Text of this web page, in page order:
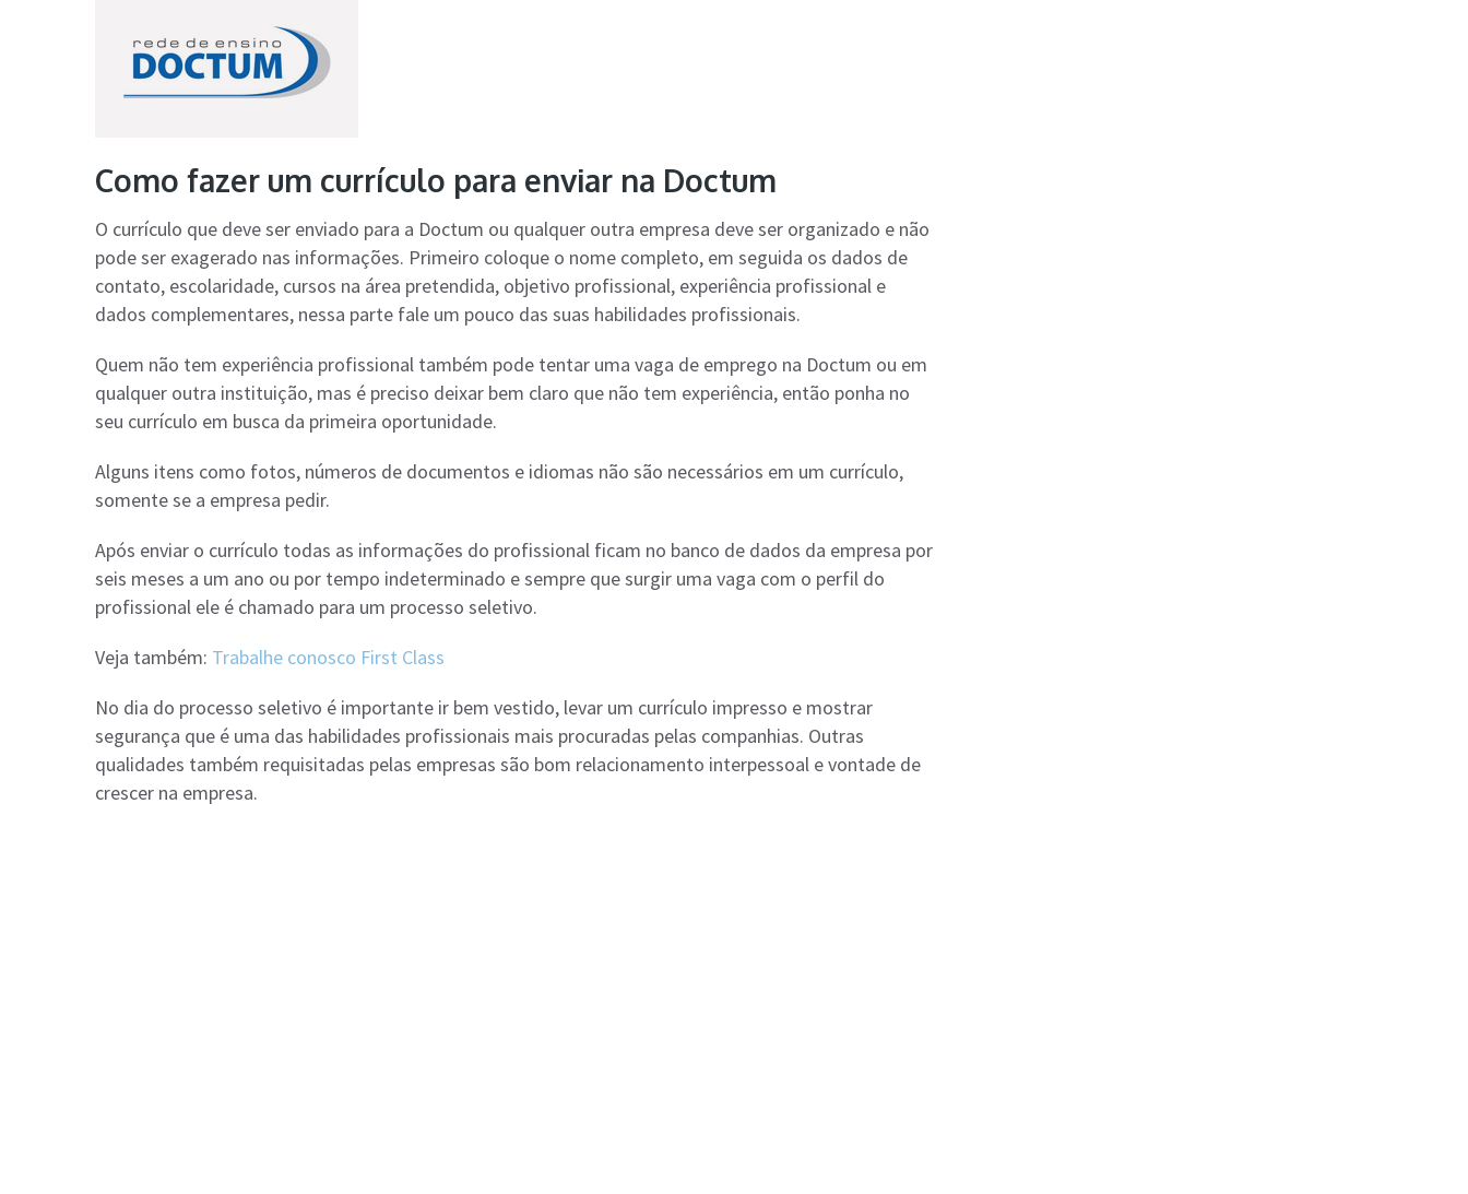
Como fazer um currículo para enviar na Doctum
O currículo que deve ser enviado para a Doctum ou qualquer outra empresa deve ser organizado e não
pode ser exagerado nas informações. Primeiro coloque o nome completo, em seguida os dados de
contato, escolaridade, cursos na área pretendida, objetivo profissional, experiência profissional e
dados complementares, nessa parte fale um pouco das suas habilidades profissionais.
Quem não tem experiência profissional também pode tentar uma vaga de emprego na Doctum ou em
qualquer outra instituição, mas é preciso deixar bem claro que não tem experiência, então ponha no
seu currículo em busca da primeira oportunidade.
Alguns itens como fotos, números de documentos e idiomas não são necessários em um currículo,
somente se a empresa pedir.
Após enviar o currículo todas as informações do profissional ficam no banco de dados da empresa por
seis meses a um ano ou por tempo indeterminado e sempre que surgir uma vaga com o perfil do
profissional ele é chamado para um processo seletivo.
Veja também: Trabalhe conosco First Class
No dia do processo seletivo é importante ir bem vestido, levar um currículo impresso e mostrar
segurança que é uma das habilidades profissionais mais procuradas pelas companhias. Outras
qualidades também requisitadas pelas empresas são bom relacionamento interpessoal e vontade de
crescer na empresa.